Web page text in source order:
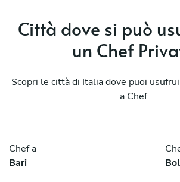
Città dove si può
un Chef
Scopri le città di Italia dove puoi
a Chef
Chef a
Bari